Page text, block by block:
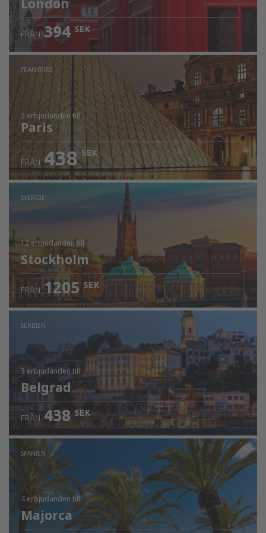
London
FRÅN 394 SEK
FRANKRIKE
2 erbjudanden till
Paris
FRÅN 438 SEK
SVERIGE
12 erbjudandentill
Stockholm
FRÅN 1205 SEK
SERBIEN
3 erbjudandentill
Belgrad
FRÅN 438 SEK
SPANIEN
4 erbjudandentill
Majorca